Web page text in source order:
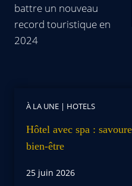
battre un nouveau
record touristique en
2024
À LA UNE | HOTELS
Hôtel avec spa :
bien-être
25 juin 2026